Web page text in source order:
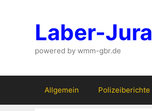
Laber-Jura
powered by wmm-gbr.de
Allgemein Polizeiberichte